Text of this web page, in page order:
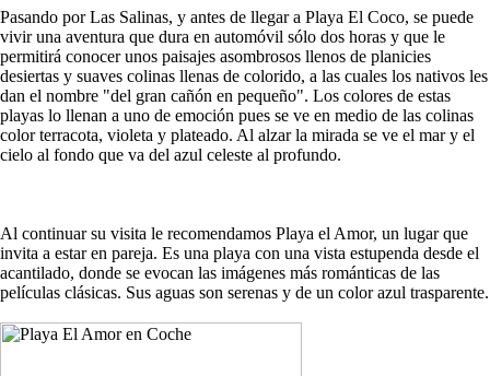
Pasando por Las Salinas, y antes de llegar a Playa El Coco, se puede
vivir una aventura que dura en automóvil sólo dos horas y que le
permitirá conocer unos paisajes asombrosos llenos de planicies
desiertas y suaves colinas llenas de colorido, a las cuales los nativos les
dan el nombre "del gran cañón en pequeño". Los colores de estas
playas lo llenan a uno de emoción pues se ve en medio de las colinas
color terracota, violeta y plateado. Al alzar la mirada se ve el mar y el
cielo al fondo que va del azul celeste al profundo.
Al continuar su visita le recomendamos Playa el Amor, un lugar que
invita a estar en pareja. Es una playa con una vista estupenda desde el
acantilado, donde se evocan las imágenes más románticas de las
películas clásicas. Sus aguas son serenas y de un color azul trasparente.